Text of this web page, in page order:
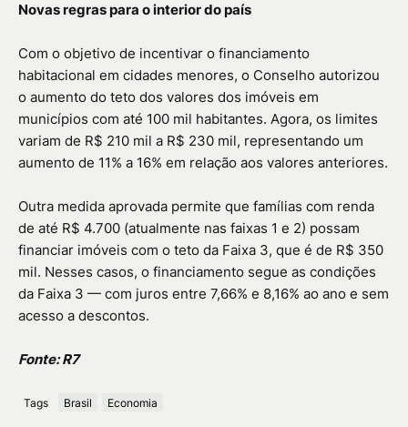
Novas regras para o interior do país
Com o objetivo de incentivar o financiamento
habitacional em cidades menores, o Conselho autorizou
o aumento do teto dos valores dos imóveis em
municípios com até 100 mil habitantes. Agora, os limites
variam de R$ 210 mil a R$ 230 mil, representando um
aumento de 11% a 16% em relação aos valores anteriores.
Outra medida aprovada permite que famílias com renda
de até R$ 4.700 (atualmente nas faixas 1 e 2) possam
financiar imóveis com o teto da Faixa 3, que é de R$ 350
mil. Nesses casos, o financiamento segue as condições
da Faixa 3 — com juros entre 7,66% e 8,16% ao ano e sem
acesso a descontos.
Fonte: R7
Tags Brasil Economia